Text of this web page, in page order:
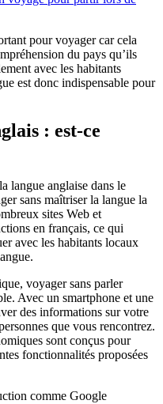
pour voyager car cela
du pays qu’ils
avec les habitants
est donc indispensable pour
: est-ce
langue anglaise dans le
sans maîtriser la langue la
sites Web et
en français, ce qui
avec les habitants locaux
voyager sans parler
Avec un smartphone et une
des informations sur votre
que vous rencontrez.
sont conçus pour
fonctionnalités proposées
comme Google